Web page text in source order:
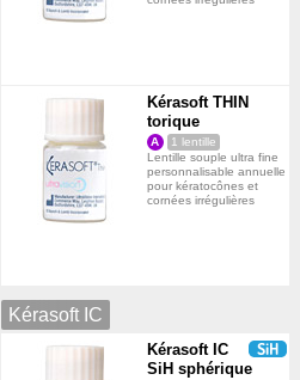
Kérasoft THIN
torique
A
1 lentille
Lentille souple ultra fine
personnalisable annuelle
pour kératocônes et
cornées irrégulières
Kérasoft IC
Kérasoft IC
SiH sphérique